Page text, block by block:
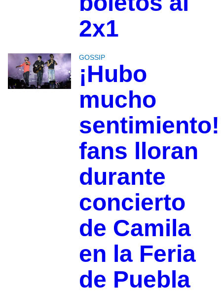
2x1
GOSSIP
¡Hubo
mucho
fans lloran
durante
concierto
de Camila
en la Feria
de Puebla